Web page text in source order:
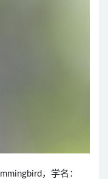
，学名：